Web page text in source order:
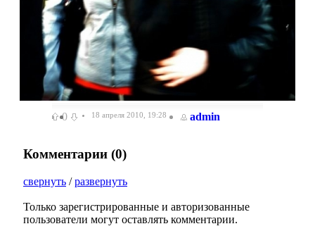
0 18 апреля 2010, 19:28 admin
Комментарии (0)
свернуть /развернуть
Только зарегистрированные и авторизованные
пользователи могут оставлять комментарии.